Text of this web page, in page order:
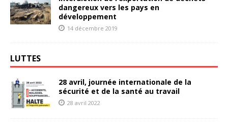
dangereux vers les pays en
développement
14 décembre 2019
LUTTES
28 avril, journée internationale de la
sécurité et de la santé au travail
28 avril 2022